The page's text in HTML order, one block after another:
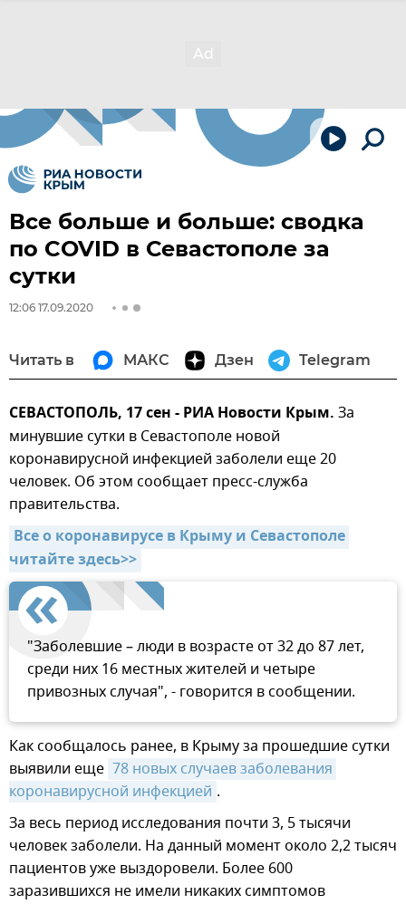
Все больше и больше: сводка
по COVID в Севастополе за
сутки
12:06 17.09.2020
Читать в МАКС Дзен Telegram
СЕВАСТОПОЛЬ, 17 сен - РИА Новости Крым. За
минувшие сутки в Севастополе новой
коронавирусной инфекцией заболели еще 20
человек. Об этом сообщает пресс-служба
правительства.
Все о коронавирусе в Крыму и Севастополе
читайте здесь>>
"Заболевшие – люди в возрасте от 32 до 87 лет,
среди них 16 местных жителей и четыре
привозных случая", - говорится в сообщении.
Как сообщалось ранее, в Крыму за прошедшие сутки
выявили еще 78 новых случаев заболевания
коронавирусной инфекцией .
За весь период исследования почти 3, 5 тысячи
человек заболели. На данный момент около 2,2 тысяч
пациентов уже выздоровели. Более 600
заразившихся не имели никаких симптомов